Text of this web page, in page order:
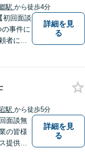
駅 から徒歩4分
初回面談
事件に
者にと
詳細を見
る
駅 から徒歩5分
面談無
の皆様
提供に
詳細を見
る